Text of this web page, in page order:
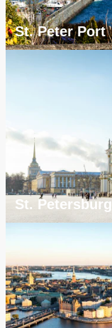
St. Peter Port
St. Petersburg